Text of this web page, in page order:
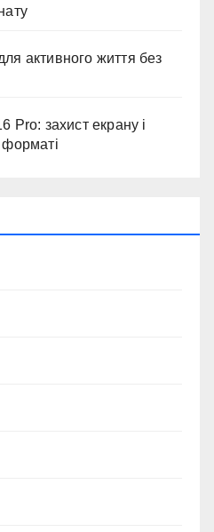
активного життя без
Pro: захист екрану і
форматі